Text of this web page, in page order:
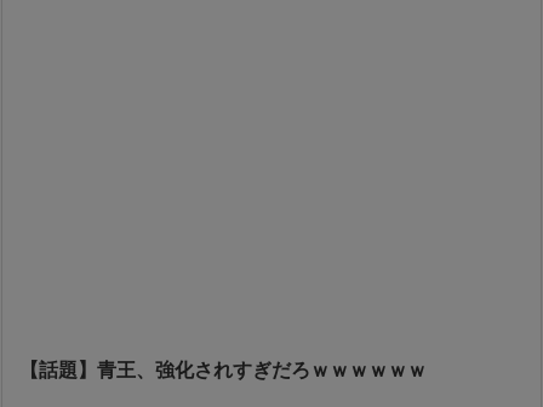
【話題】青王、強化されすぎだろｗｗｗｗｗｗ